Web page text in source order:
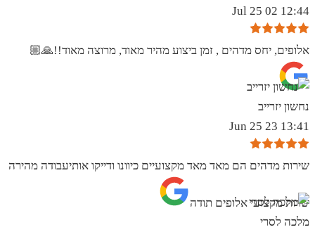
12:44 02 Jul 25
אלופים, יחס מדהים , זמן ביצוע מהיר מאוד, מרוצה מאוד!!🙏🏼
נחשון יזרייב
13:41 23 Jun 25
שירות מדהים הם מאד מאד מקצועיים כיוונו ודייקו אותיעבודה מהירה
שרות מקצועי אלופים תודה
מלכה לסרי